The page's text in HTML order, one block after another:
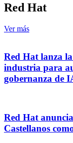
Red Hat
Ver más
Red Hat lanza
industria para
gobernanza de
Red Hat
Castellanos